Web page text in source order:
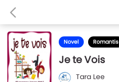
Novel Romantis
Je te Vois
Tara Lee